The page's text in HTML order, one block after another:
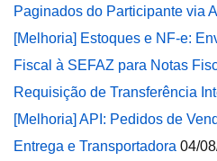
Paginados do Participante via
[Melhoria] Estoques e NF-e:
Fiscal à SEFAZ para Notas
Requisição de Transferência
[Melhoria] API: Pedidos de
Entrega e Transportadora 04/